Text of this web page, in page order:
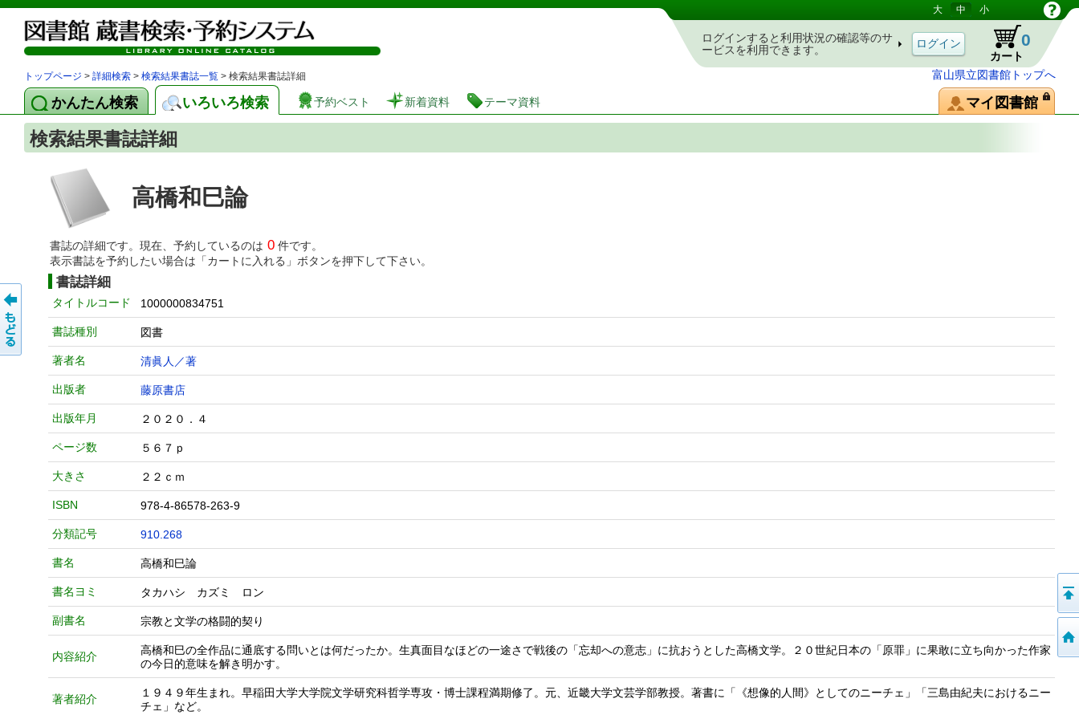
図書館 蔵書検索・予約システム 大 中 小
ログインすると利用状況の確認等のサ
ービスを利用できます。
カート
0
富山県立図書館トップへ
トップページ > 詳細検索 > 検索結果書誌一覧 > 検索結果書誌詳細
かんたん検索 いろいろ検索 予約ベスト 新着資料 テーマ資料 マイ図書館
検索結果書誌詳細
高橋和巳論
書誌の詳細です。現在、予約しているのは 0 件です。
表示書誌を予約したい場合は「カートに入れる」ボタンを押下して下さい。
書誌詳細
タイトルコード 1000000834751
書誌種別 図書
著者名 清眞人／著
出版者 藤原書店
出版年月 ２０２０．４
ページ数 ５６７ｐ
大きさ ２２ｃｍ
ISBN 978-4-86578-263-9
分類記号 910.268
書名 高橋和巳論
書名ヨミ タカハシ カズミ ロン
副書名 宗教と文学の格闘的契り
内容紹介
高橋和巳の全作品に通底する問いとは何だったか。生真面目なほどの一途さで戦後の「忘却への意志」に抗おうとした高橋文学。２０世紀日本の「原罪」に果敢に立ち向かった作家
の今日的意味を解き明かす。
著者紹介
１９４９年生まれ。早稲田大学大学院文学研究科哲学専攻・博士課程満期修了。元、近畿大学文芸学部教授。著書に「《想像的人間》としてのニーチェ」「三島由紀夫におけるニー
チェ」など。